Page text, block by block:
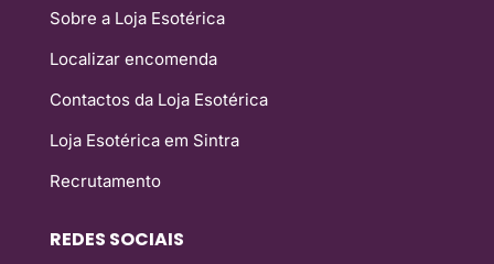
Sobre a Loja Esotérica
Localizar encomenda
Contactos da Loja Esotérica
Loja Esotérica em Sintra
Recrutamento
REDES SOCIAIS